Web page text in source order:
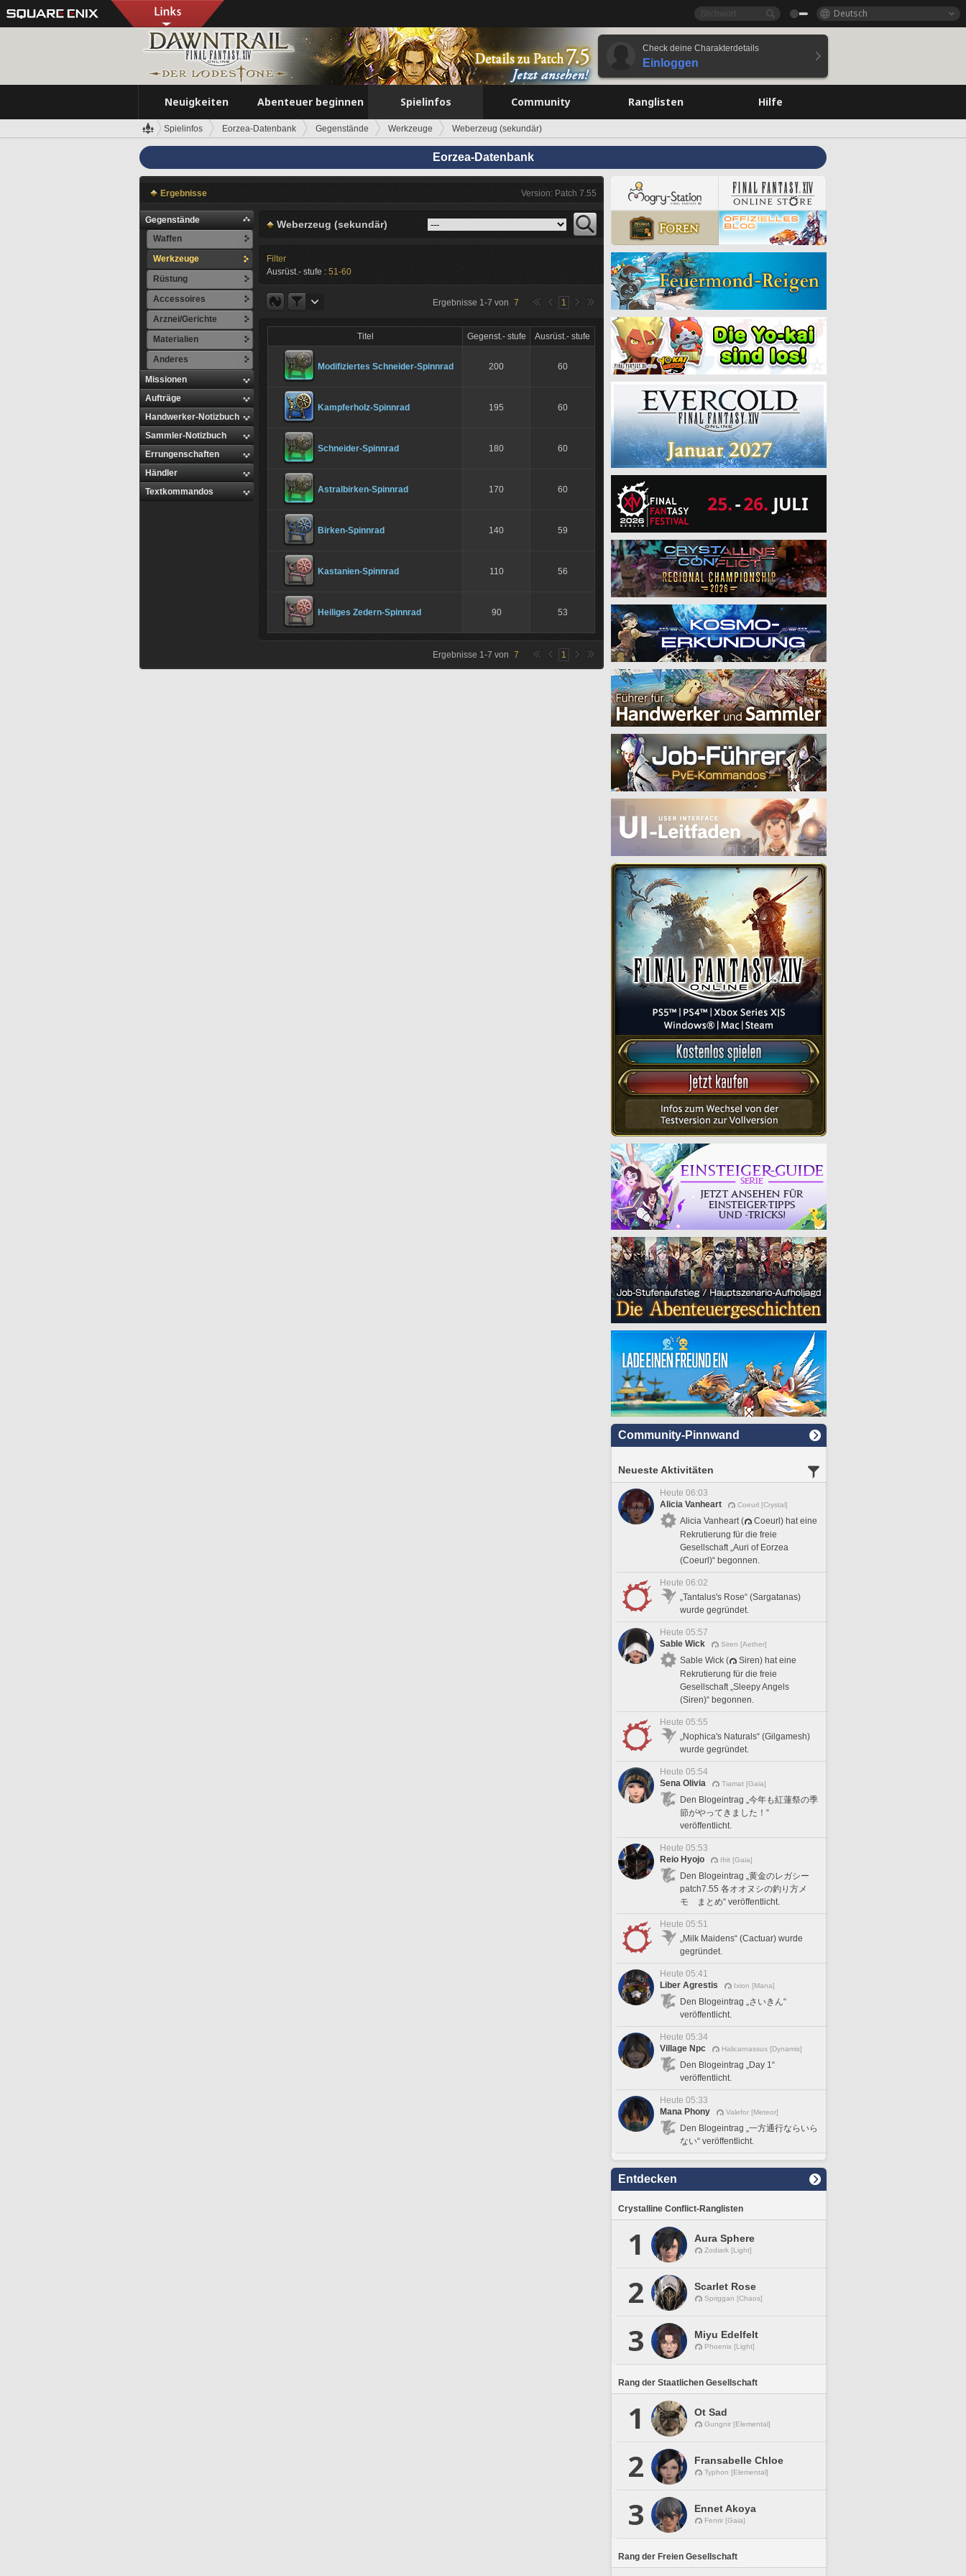
Deutsch
Check deine Charakterdetails
Einloggen
Neuigkeiten Abenteuer beginnen Spielinfos Community Ranglisten Hilfe
Spielinfos Eorzea-Datenbank Gegenstände Werkzeuge Weberzeug (sekundär)
Eorzea-Datenbank
Ergebnisse Version: Patch 7.55
Gegenstände
Waffen
Werkzeuge
Rüstung
Accessoires
Arznei/Gerichte
Materialien
Anderes
Missionen
Aufträge
Handwerker-Notizbuch
Sammler-Notizbuch
Errungenschaften
Händler
Textkommandos
Weberzeug (sekundär)
Filter
Ausrüst.- stufe : 51-60
Ergebnisse 1-7 von 7 1
Titel Gegenst.- stufe Ausrüst.- stufe
Modifiziertes Schneider-Spinnrad 200 60
Kampferholz-Spinnrad 195 60
Schneider-Spinnrad 180 60
Astralbirken-Spinnrad 170 60
Birken-Spinnrad 140 59
Kastanien-Spinnrad 110 56
Heiliges Zedern-Spinnrad 90 53
Ergebnisse 1-7 von 7 1
Community-Pinnwand
Neueste Aktivitäten
Heute 06:03
Alicia Vanheart
Coeurl [Crystal]
Alicia Vanheart (
Coeurl) hat eine
Rekrutierung für die freie
Gesellschaft „Auri of Eorzea
(Coeurl)“ begonnen.
Heute 06:02
„Tantalus's Rose“ (Sargatanas)
wurde gegründet.
Heute 05:57
Sable Wick
Siren [Aether]
Sable Wick (
Siren) hat eine
Rekrutierung für die freie
Gesellschaft „Sleepy Angels
(Siren)“ begonnen.
Heute 05:55
„Nophica's Naturals“ (Gilgamesh)
wurde gegründet.
Heute 05:54
Sena Olivia
Tiamat [Gaia]
Den Blogeintrag „今年も紅蓮祭の季
節がやってきました！“
veröffentlicht.
Heute 05:53
Reio Hyojo
Ifrit [Gaia]
Den Blogeintrag „黄金のレガシー
patch7.55 各オオヌシの釣り方メ
モ まとめ“ veröffentlicht.
Heute 05:51
„Milk Maidens“ (Cactuar) wurde
gegründet.
Heute 05:41
Liber Agrestis
Ixion [Mana]
Den Blogeintrag „さいきん“
veröffentlicht.
Heute 05:34
Village Npc
Halicarnassus [Dynamis]
Den Blogeintrag „Day 1“
veröffentlicht.
Heute 05:33
Mana Phony
Valefor [Meteor]
Den Blogeintrag „一方通行ならいら
ない“ veröffentlicht.
Entdecken
Crystalline Conflict-Ranglisten
1 Aura Sphere
Zodiark [Light]
2 Scarlet Rose
Spriggan [Chaos]
3 Miyu Edelfelt
Phoenix [Light]
Rang der Staatlichen Gesellschaft
1 Ot Sad
Gungnir [Elemental]
2 Fransabelle Chloe
Typhon [Elemental]
3 Ennet Akoya
Fenrir [Gaia]
Rang der Freien Gesellschaft